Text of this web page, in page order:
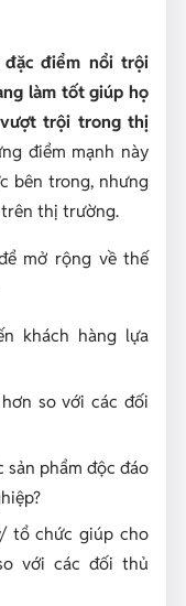
đặc điểm nổi trội
làm tốt giúp họ
trội trong thị
điểm mạnh này
bên trong, nhưng
thị trường.
mở rộng về thế
khách hàng lựa
so với các đối
sản phẩm độc đáo
tổ chức giúp cho
với các đối thủ